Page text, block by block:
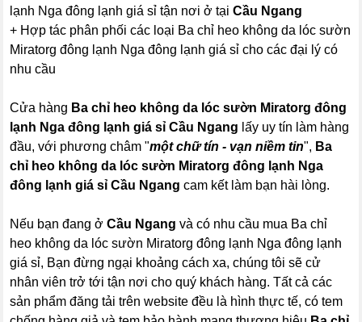
lạnh Nga đông lạnh giá sỉ tận nơi ở tạiCầu Ngang
+ Hợp tác phân phối các loại Ba chỉ heo không da lóc sườn
Miratorg đông lạnh Nga đông lạnh giá sỉ cho các đại lý có
nhu cầu
Cửa hàng Ba chỉ heo không da lóc sườn Miratorg đông
lạnh Nga đông lạnh giá sỉ Cầu Ngang lấy uy tín làm hàng
đầu, với phương châm "một chữ tín - vạn niềm tin", Ba
chỉ heo không da lóc sườn Miratorg đông lạnh Nga
đông lạnh giá sỉ Cầu Ngang cam kết làm bạn hài lòng.
Nếu bạn đang ởCầu Ngang và có nhu cầu mua Ba chỉ
heo không da lóc sườn Miratorg đông lạnh Nga đông lạnh
giá sỉ, Bạn đừng ngại khoảng cách xa, chúng tôi sẽ cử
nhân viên trở tới tận nơi cho quý khách hàng. Tất cả các
sản phẩm đăng tải trên website đều là hình thực tế, có tem